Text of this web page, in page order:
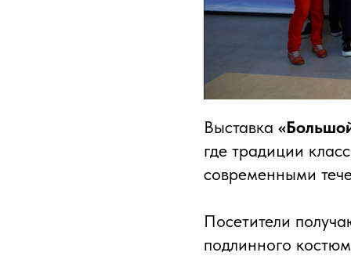
Выставка
где традиции
современными
Посетители
подлинного